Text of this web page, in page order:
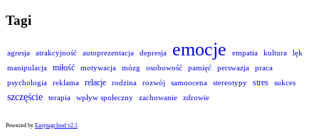
Tagi
agresja atrakcyjność autoprezentacja depresja emocje empatia kultura
lęk
manipulacja
miłość motywacja mózg osobowość pamięć perswazja
praca
psychologia
reklama relacje rodzina rozwój samoocena stereotypy stres sukces
szczęście terapia wpływ społeczny zachowanie zdrowie
Powered by Easytagcloud v2.1